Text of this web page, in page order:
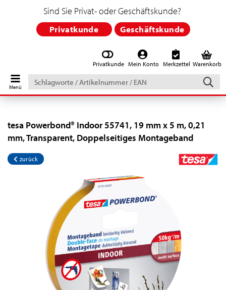
Privatkunde Mein Konto Merkzettel Warenkorb
Schlagworte
/
Artikelnummer
EAN
Sind Sie Privat- oder Geschäftskunde?
Privatkunde Geschäftskunde
tesa Powerbond® Indoor 55741, 19 mm x 5 m, 0,21
mm, Transparent, Doppelseitiges Montageband
zurück